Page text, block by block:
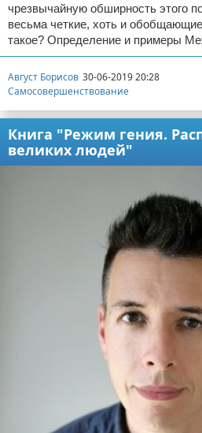
чрезвычайную обширность этого
весьма четкие, хоть и
такое? Определение и примеры
Август Борисов 30-06-2019 20:28
Самосовершенствование
Книга "Режим гения.
великих людей"